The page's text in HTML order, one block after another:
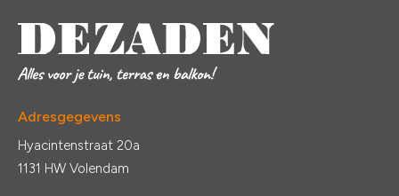
Adresgegevens
Hyacintenstraat 20a
1131 HW Volendam